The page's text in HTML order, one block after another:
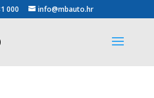
000 info@mbauto.hr